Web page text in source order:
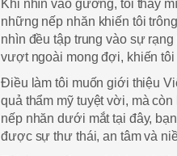
Khi nhìn vào gương, tôi thấy
những nếp nhăn khiến tôi
nhìn đều tập trung vào sự
vượt ngoài mong đợi, khiến
Điều làm tôi muốn giới thiệu
quả thẩm mỹ tuyệt vời, mà
nếp nhăn dưới mắt tại đây,
được sự thư thái, an tâm và